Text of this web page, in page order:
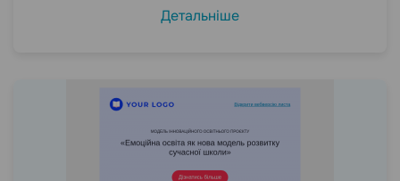
Детальніше